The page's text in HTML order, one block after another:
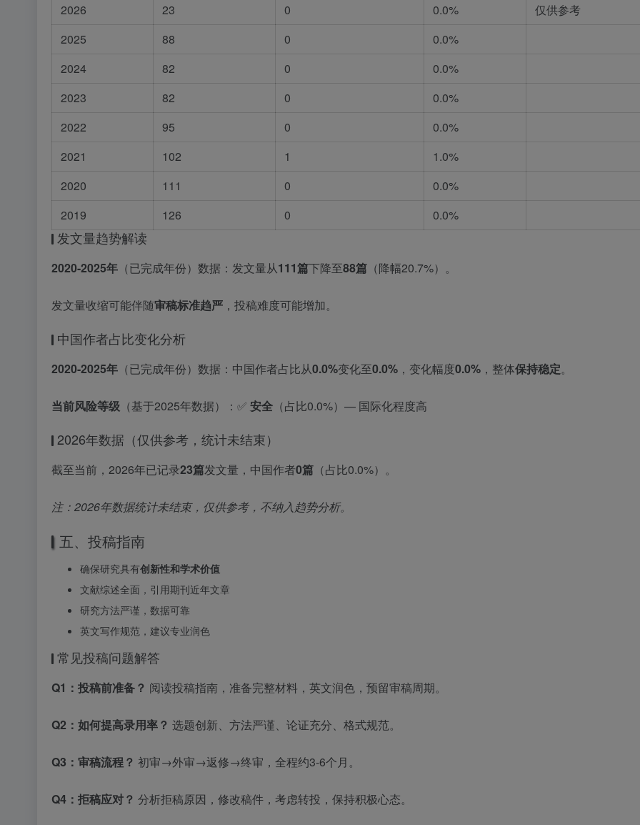
2026
23 0 0.0%
仅供参考
2025
88 0
0.0%
2024
82 0
0.0%
2023
82 0
0.0%
2022
95 0
0.0%
2021
102 1
1.0%
2020
111 0
0.0%
2019
126 0 0.0%
发文量趋势解读
2020-2025年 （已完成年份）数据：发文量从111篇下降至88篇 （降幅20.7%）。
发文量收缩可能伴随审稿标准趋严 ，投稿难度可能增加。
中国作者占比变化分析
2020-2025年 （已完成年份）数据：中国作者占比从0.0%变化至0.0% ，变化幅度0.0% ，整体保持稳定。
当前风险等级 （基于2025年数据）：✅ 安全 （占比0.0%）— 国际化程度高
2026年数据（仅供参考，统计未结束）
截至当前，2026年已记录23篇发文量，中国作者0篇 （占比0.0%）。
注：2026年数据统计未结束，仅供参考，不纳入趋势分析。
五、投稿指南
确保研究具有创新性和学术价值
文献综述全面，引用期刊近年文章
研究方法严谨，数据可靠
英文写作规范，建议专业润色
常见投稿问题解答
Q1：投稿前准备？ 阅读投稿指南，准备完整材料，英文润色，预留审稿周期。
Q2：如何提高录用率？ 选题创新、方法严谨、论证充分、格式规范。
Q3：审稿流程？ 初审→外审→返修→终审，全程约3-6个月。
Q4：拒稿应对？ 分析拒稿原因，修改稿件，考虑转投，保持积极心态。